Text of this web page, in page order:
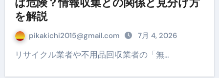
を解説
pikakichi2015@gmail.com 7月 4, 2026
リサイクル業者や不用品回収業者の「無…